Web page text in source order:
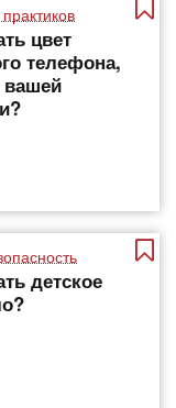
цвет
телефона,
вашей
детское